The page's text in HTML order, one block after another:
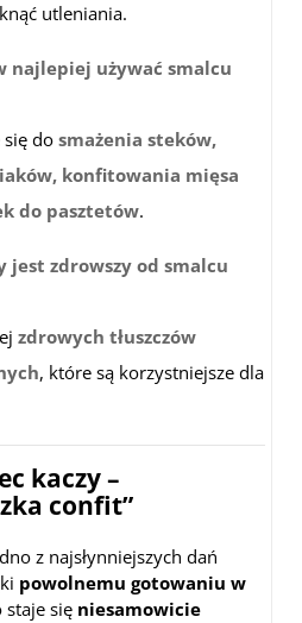
utleniania.
najlepiej używać smalcu
się dosmażenia steków,
konfitowania mięsa
do pasztetów.
jest zdrowszy od smalcu
zdrowych tłuszczów
, które są korzystniejsze dla
kaczy –
confit”
z najsłynniejszych dań
powolnemu gotowaniu w
staje się niesamowicie